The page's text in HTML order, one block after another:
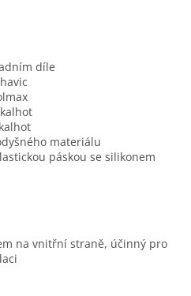
díle
materiálu
páskou se silikonem
na vnitřní straně, účinný pro